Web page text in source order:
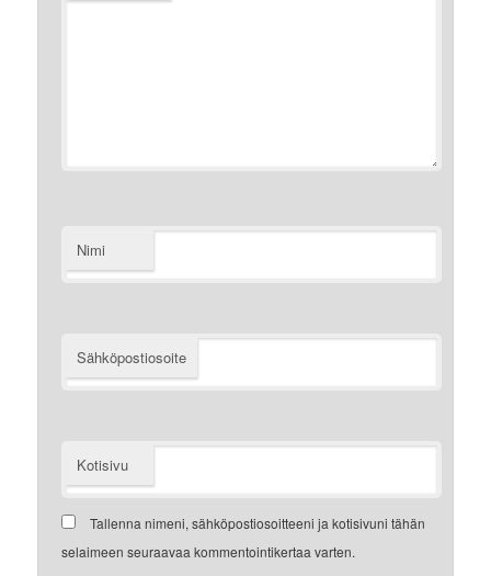
Nimi
Sähköpostiosoite
Kotisivu
Tallenna nimeni, sähköpostiosoitteeni ja kotisivuni tähän
selaimeen seuraavaa kommentointikertaa varten.